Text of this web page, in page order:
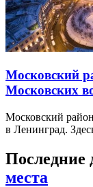
Московский
Московских
Московский
в Ленинград.
Последние
места